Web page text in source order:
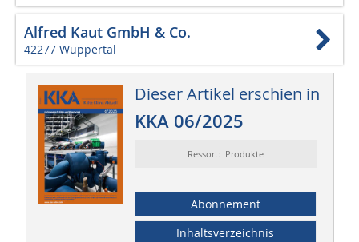
Alfred Kaut GmbH & Co.
42277 Wuppertal
Dieser Artikel erschien in
KKA 06/2025
Ressort: Produkte
Abonnement
Inhaltsverzeichnis